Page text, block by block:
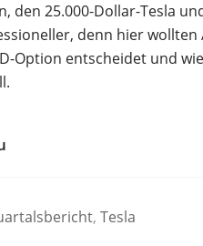
den 25.000-Dollar-Tesla
denn hier
Option entscheidet und
, Tesla